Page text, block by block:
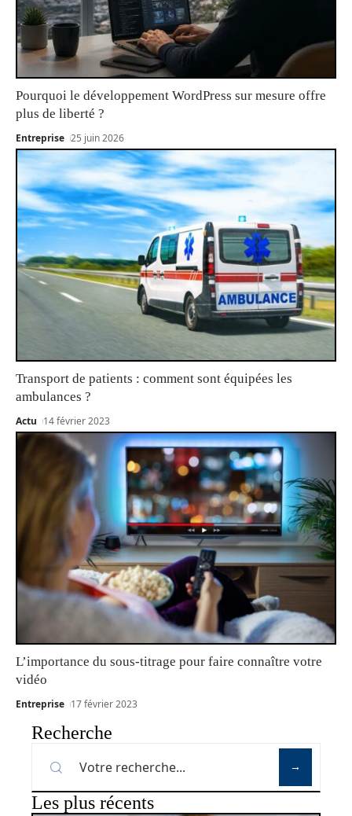
Pourquoi le développement WordPress sur mesure offre
plus de liberté ?
Entreprise 25 juin 2026
Transport de patients : comment sont équipées les
ambulances ?
Actu 14 février 2023
L’importance du sous-titrage pour faire connaître votre
vidéo
Entreprise 17 février 2023
Recherche
Les plus récents